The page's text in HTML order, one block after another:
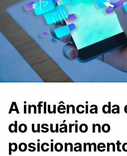
A influência da
do usuário no